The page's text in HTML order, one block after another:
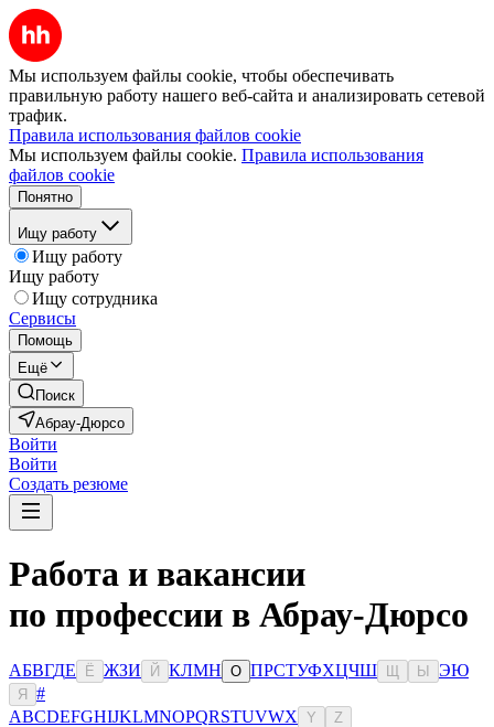
Мы используем файлы cookie, чтобы обеспечивать
правильную работу нашего веб-сайта и анализировать сетевой
трафик.
Правила использования файлов cookie
Мы используем файлы cookie. Правила использования
файлов cookie
Понятно
Ищу работу
Ищу работу
Ищу работу
Ищу сотрудника
Сервисы
Помощь
Ещё
Поиск
Абрау-Дюрсо
Войти
Войти
Создать резюме
Работа и вакансии
по профессии в Абрау-Дюрсо
АБВГДЕ Ё ЖЗИ Й КЛМН О ПРСТУФХЦЧШ Ы ЭЮ
Я
#
ABCDEFGHIJKLMNOPQRSTUVWX Y Z